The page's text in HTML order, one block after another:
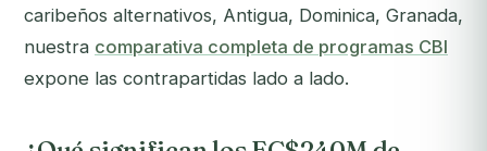
caribeños alternativos, Antigua, Dominica, Granada,
nuestra comparativa completa de programas CBI
expone las contrapartidas lado a lado.